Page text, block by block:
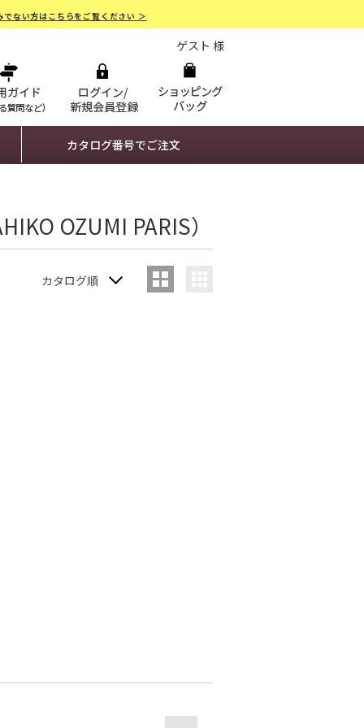
ない方はこちらをご覧ください ＞
ゲスト 様
カタログ番号でご注文
OZUMI PARIS）
カタログ順